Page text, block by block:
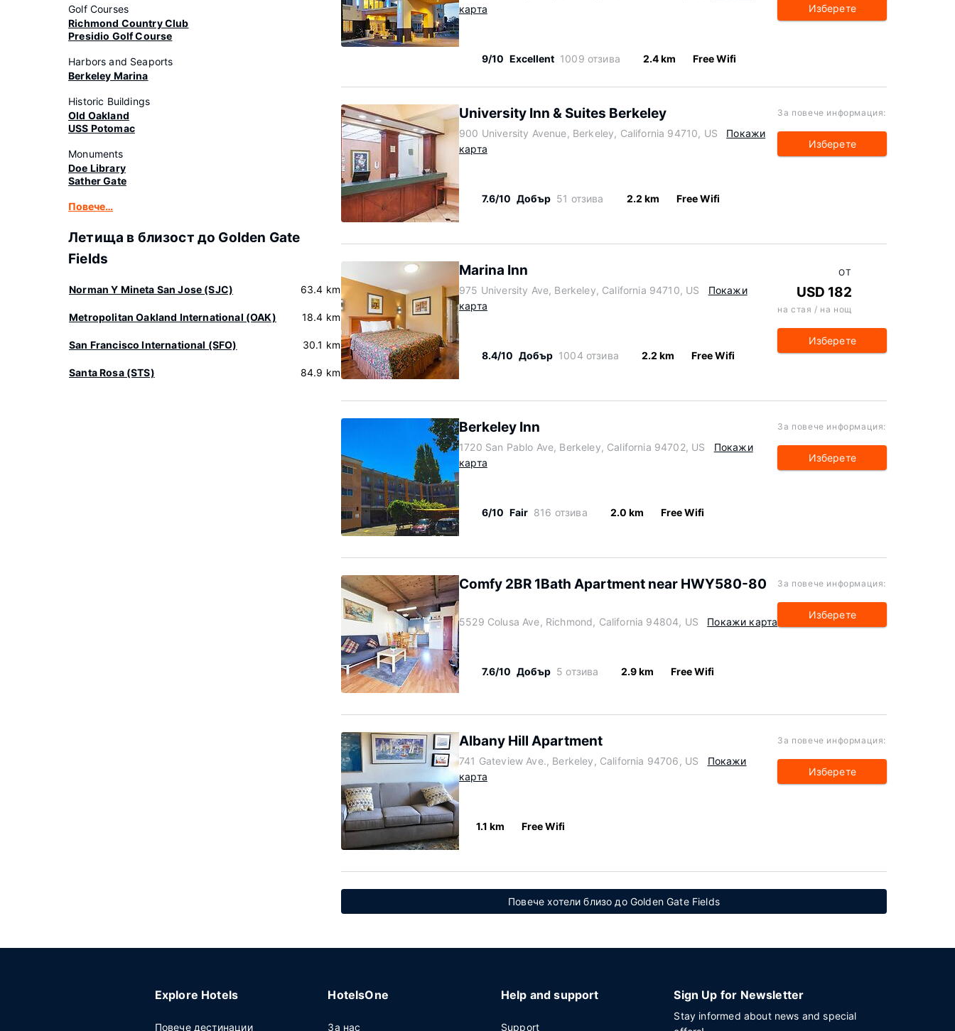
Golf Courses
Richmond Country Club
Presidio Golf Course
Harbors and Seaports
Berkeley Marina
Historic Buildings
Old Oakland
USS Potomac
Monuments
Doe Library
Sather Gate
Повече…
Летища в близост до Golden Gate
Fields
Norman Y Mineta San Jose (SJC) 63.4 km
Metropolitan Oakland International (OAK) 18.4 km
San Francisco International (SFO) 30.1 km
Santa Rosa (STS) 84.9 km
карта
9/10 Excellent 1009 отзива 2.4 km Free Wifi
Изберете
University Inn & Suites Berkeley
900 University Avenue, Berkeley, California 94710, US
Покажи
карта
7.6/10 Добър 51 отзива 2.2 km Free Wifi
За повече информация:
Изберете
Marina Inn
975 University Ave, Berkeley, California 94710, US
Покажи
карта
8.4/10 Добър 1004 отзива 2.2 km Free Wifi
ОТ
USD 182
на стая / на нощ
Изберете
Berkeley Inn
1720 San Pablo Ave, Berkeley, California 94702, US
Покажи
карта
6/10 Fair 816 отзива 2.0 km Free Wifi
За повече информация:
Изберете
Comfy 2BR 1Bath Apartment near HWY580-80
5529 Colusa Ave, Richmond, California 94804, US Покажи карта
7.6/10 Добър 5 отзива 2.9 km Free Wifi
За повече информация:
Изберете
Albany Hill Apartment
741 Gateview Ave., Berkeley, California 94706, US
Покажи
карта
1.1 km Free Wifi
За повече информация:
Изберете
Повече хотели близо до Golden Gate Fields
Explore Hotels
Повече дестинации
HotelsOne
За нас
Help and support
Support
Sign Up for Newsletter
Stay informed about news and special